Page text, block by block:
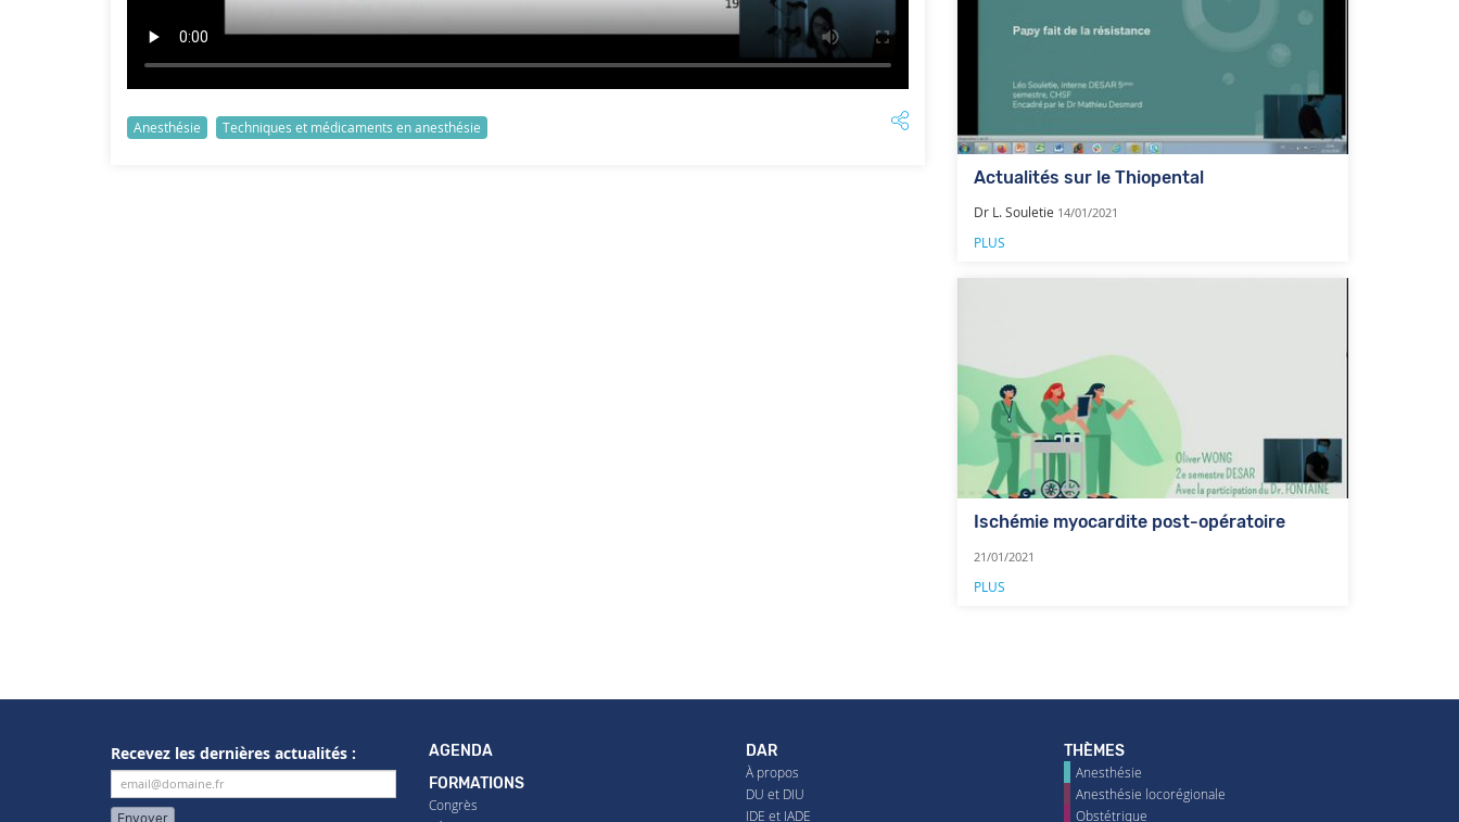
Anesthésie Techniques et médicaments en anesthésie
Actualités sur le Thiopental
Dr L. Souletie 14/01/2021
PLUS
Ischémie myocardite post-opératoire
21/01/2021
PLUS
Recevez les dernières actualités :
Envoyer
AGENDA
FORMATIONS
Congrès
DAR
À propos
DU et DIU
IDE et IADE
THÈMES
Anesthésie
Anesthésie locorégionale
Obstétrique